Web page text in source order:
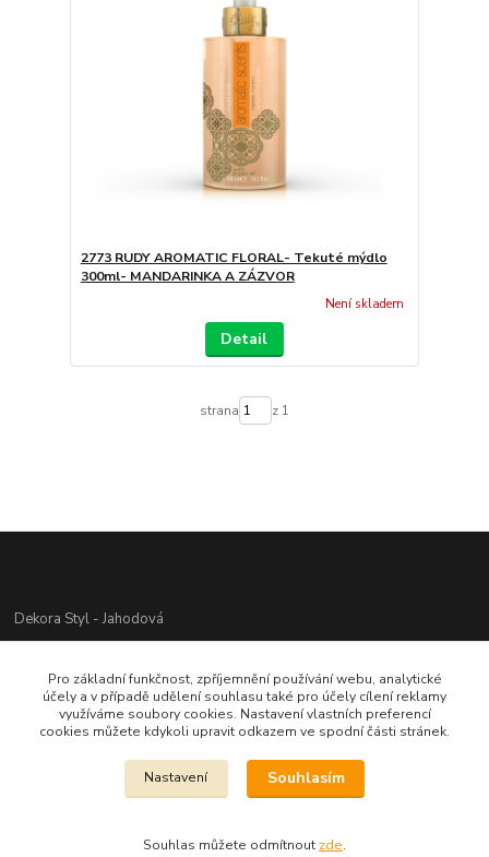
2773 RUDY AROMATIC FLORAL- Tekuté mýdlo
300ml- MANDARINKA A ZÁZVOR
Není skladem
Detail
strana z 1
Dekora Styl - Jahodová
721312944
info@zbozi-darky.cz
Pro základní funkčnost, zpříjemnění používání webu, analytické
účely a v případě udělení souhlasu také pro účely cílení reklamy
využíváme soubory cookies. Nastavení vlastních preferencí
cookies můžete kdykoli upravit odkazem ve spodní části stránek.
Nastavení Souhlasím
Souhlas můžete odmítnout zde.